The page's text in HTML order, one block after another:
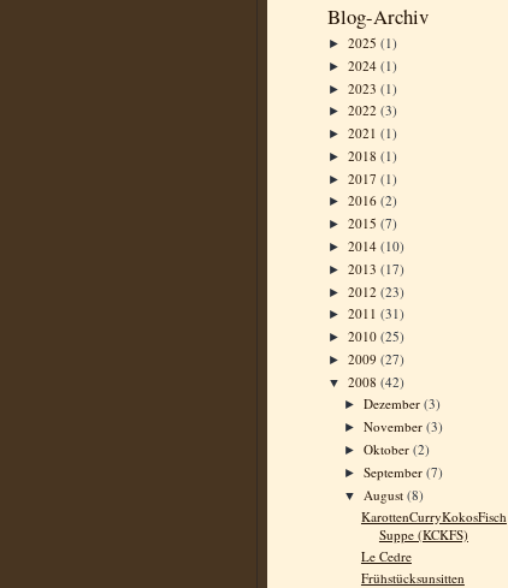
Blog-Archiv
► 2025 (1)
► 2024 (1)
► 2023 (1)
► 2022 (3)
► 2021 (1)
► 2018 (1)
► 2017 (1)
► 2016 (2)
► 2015 (7)
► 2014 (10)
► 2013 (17)
► 2012 (23)
► 2011 (31)
► 2010 (25)
► 2009 (27)
▼ 2008 (42)
►Dezember(3)
►November(3)
►Oktober(2)
►September(7)
▼ August(8)
KarottenCurryKokosFisch
Suppe (KCKFS)
Le Cedre
Frühstücksunsitten